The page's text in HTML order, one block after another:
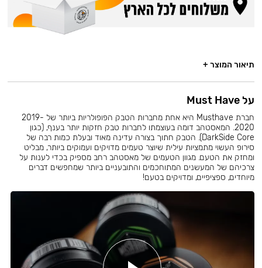
תיאור המוצר +
על Must Have
חברת Musthave היא אחת מחברות הטבק הפופולריות ביותר של 2019-
2020. המאסטהב דומה בעוצמתו לחברות טבק חזקות יותר בענף, (כגון
DarkSide Core). הטבק חתוך בצורה עדינה מאוד ובעלת כמות רבה של
סירופ העשוי מתמציות עילית שיוצר טעמים מדויקים ועמוקים ביותר, מבליט
ומחזק את הטעם. מגוון הטעמים של מאסטהב רחב מספיק בכדי לענות על
צרכיהם של המעשנים המתוחכמים והתובעניים ביותר שמחפשים דברים
מיוחדים, ספציפיים, ומדויקים בטעם!